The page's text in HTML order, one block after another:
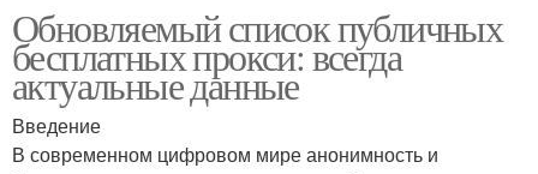
Обновляемый список публичных
бесплатных прокси: всегда
актуальные данные
Введение
В современном цифровом мире анонимность и